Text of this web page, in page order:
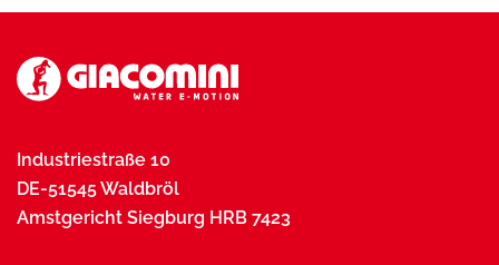
Industriestraße 10
DE-51545 Waldbröl
Amstgericht Siegburg HRB 7423